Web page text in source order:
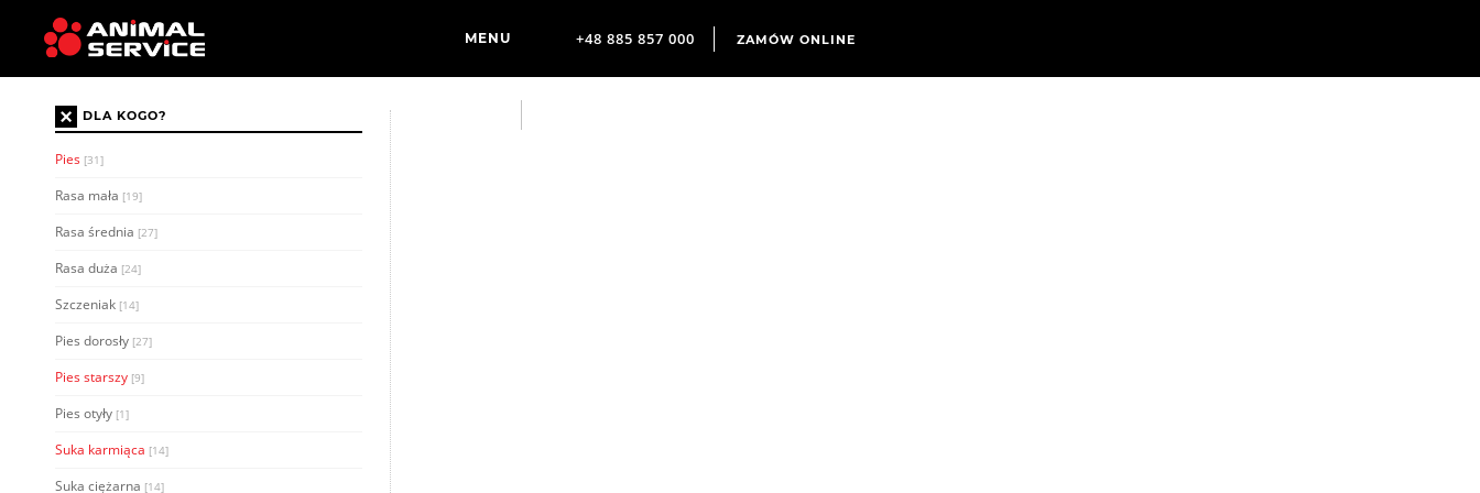
+48 885 857 000 ZAMÓW ONLINE
× DLA KOGO?
Pies [31]
Rasa mała [19]
Rasa średnia [27]
Rasa duża [24]
Szczeniak [14]
Pies dorosły [27]
Pies starszy [9]
Pies otyły [1]
Suka karmiąca [14]
Suka ciężarna [14]